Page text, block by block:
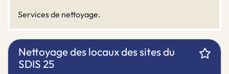
Services de nettoyage.
Nettoyage des locaux des sites du
SDIS 25